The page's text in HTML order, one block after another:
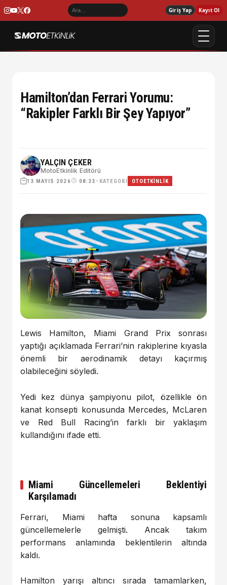
Giriş Yap Kayıt Ol
Hamilton’dan Ferrari Yorumu:
“Rakipler Farklı Bir Şey Yapıyor”
YALÇIN ÇEKER
MotoEtkinlik Editörü
13 MAYIS 2026 08:33 • KATEGORI OTOETKINLIK
Lewis Hamilton, Miami Grand Prix sonrası
yaptığı açıklamada Ferrari’nin rakiplerine kıyasla
önemli bir aerodinamik detayı kaçırmış
olabileceğini söyledi.
Yedi kez dünya şampiyonu pilot, özellikle ön
kanat konsepti konusunda Mercedes, McLaren
ve Red Bull Racing’in farklı bir yaklaşım
kullandığını ifade etti.
Miami Güncellemeleri Beklentiyi
Karşılamadı
Ferrari, Miami hafta sonuna kapsamlı
güncellemelerle gelmişti. Ancak takım
performans anlamında beklentilerin altında
kaldı.
Hamilton yarışı altıncı sırada tamamlarken,